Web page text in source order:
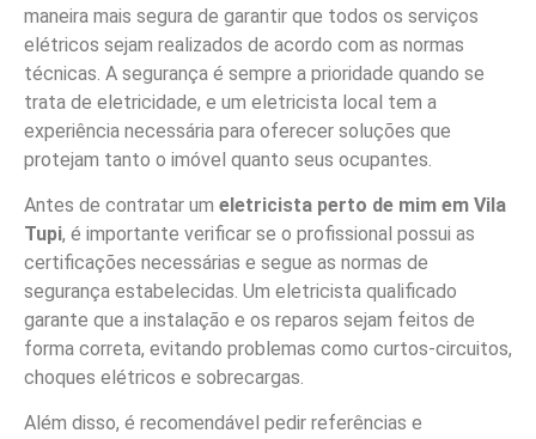
maneira mais segura de garantir que todos os serviços
elétricos sejam realizados de acordo com as normas
técnicas. A segurança é sempre a prioridade quando se
trata de eletricidade, e um eletricista local tem a
experiência necessária para oferecer soluções que
protejam tanto o imóvel quanto seus ocupantes.
Antes de contratar um eletricista perto de mim em Vila
Tupi, é importante verificar se o profissional possui as
certificações necessárias e segue as normas de
segurança estabelecidas. Um eletricista qualificado
garante que a instalação e os reparos sejam feitos de
forma correta, evitando problemas como curtos-circuitos,
choques elétricos e sobrecargas.
Além disso, é recomendável pedir referências e